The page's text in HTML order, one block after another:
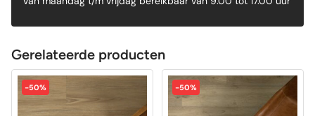
Gerelateerde producten
-50% -50%